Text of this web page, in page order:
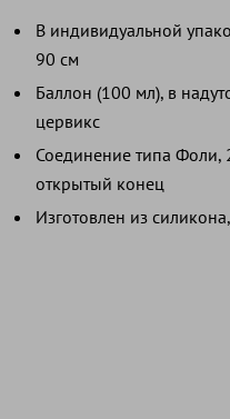
В индивидуальной
90 см
Баллон (100 мл), в
цервикс
Соединение типа Фоли,
открытый конец
Изготовлен из